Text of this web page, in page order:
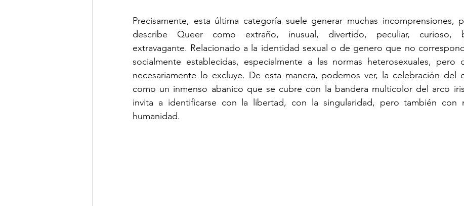
Precisamente, esta última categoría suele generar muchas incomprensiones,
describe Queer como extraño, inusual, divertido, peculiar, curioso,
extravagante. Relacionado a la identidad sexual o de genero que no
socialmente establecidas, especialmente a las normas heterosexuales, pero
necesariamente lo excluye. De esta manera, podemos ver, la celebración del
como un inmenso abanico que se cubre con la bandera multicolor del arco
invita a identificarse con la libertad, con la singularidad, pero también con
humanidad.